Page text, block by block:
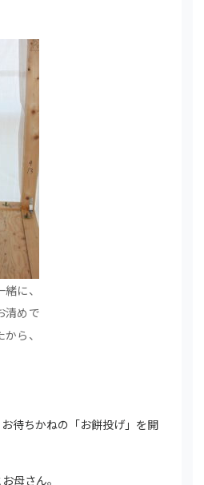
に、
清めで
ら、
待ちかねの「お餅投げ」を開
母さん。